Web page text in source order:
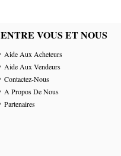
ENTRE VOUS ET NOUS
Aide Aux Acheteurs
Aide Aux Vendeurs
Contactez-Nous
A Propos De Nous
Partenaires